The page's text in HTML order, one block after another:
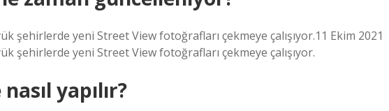
şehirlerde yeni Street View fotoğrafları çekmeye çalışıyor.11 Ekim 2021
şehirlerde yeni Street View fotoğrafları çekmeye çalışıyor.
yapılır?